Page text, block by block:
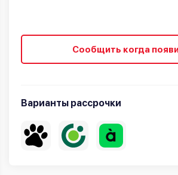
Сообщить когда
Варианты рассрочки